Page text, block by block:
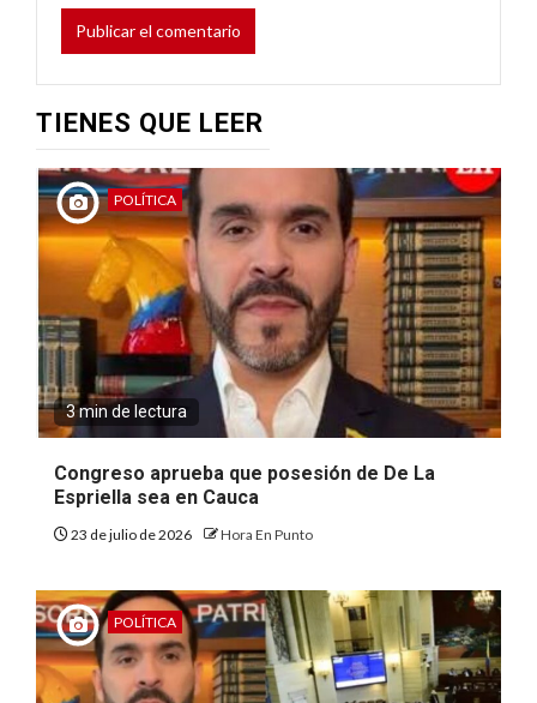
TIENES QUE LEER
POLÍTICA
3 min de lectura
Congreso aprueba que posesión de De La
Espriella sea en Cauca
23 de julio de 2026 Hora En Punto
POLÍTICA